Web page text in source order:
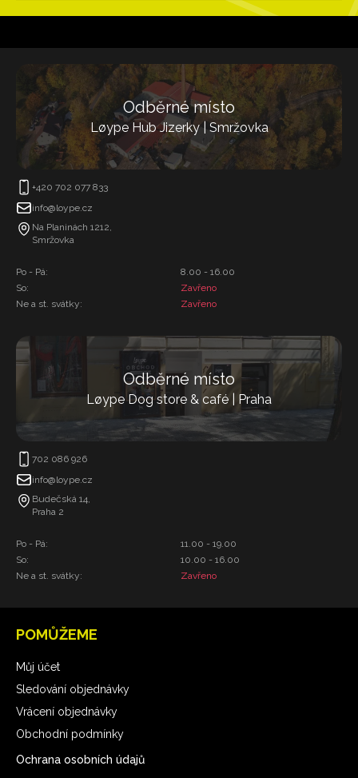
Odběrné místo
Løype Hub Jizerky | Smržovka
+420 702 077 833
info@loype.cz
Na Planinách 1212,
Smržovka
Po - Pá:
So:
Ne a st. svátky:
8.00 - 16.00
Zavřeno
Zavřeno
Odběrné místo
Løype Dog store & café | Praha
702 086 926
info@loype.cz
Budečská 14,
Praha 2
Po - Pá:
So:
Ne a st. svátky:
11.00 - 19.00
10.00 - 16.00
Zavřeno
POMŮŽEME
Můj účet
Sledování objednávky
Vrácení objednávky
Obchodní podmínky
Ochrana osobních údajů